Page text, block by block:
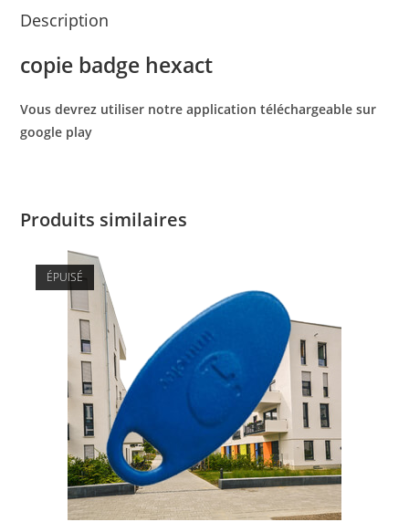
Description
copie badge hexact
Vous devrez utiliser notre application téléchargeable sur
google play
Produits similaires
ÉPUISÉ